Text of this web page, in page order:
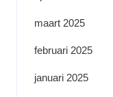
maart 2025
februari 2025
januari 2025